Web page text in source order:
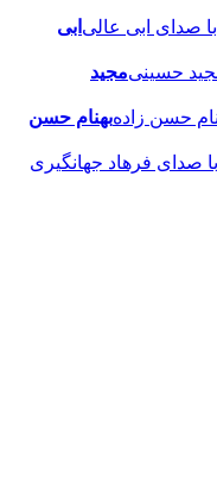
ابی
مجید
بهنام حسن